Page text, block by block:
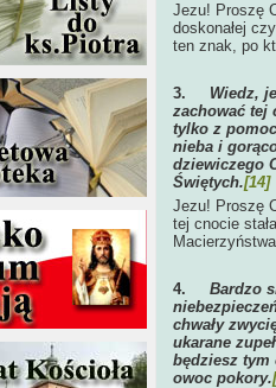
Jezu! Proszę
doskonałej
ten znak, po
3. Wiedz,
zachować tej
tylko z
nieba i
dziewiczego
Świętych.[14]
Jezu! Proszę
tej cnocie
4. Bardzo
chwały
ukarane
będziesz tym
owoc pokory.